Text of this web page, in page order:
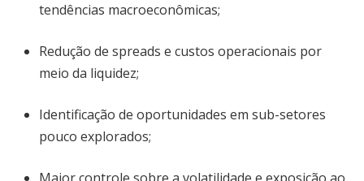
tendências macroeconômicas;
Redução de spreads e custos operacionais por
meio da liquidez;
Identificação de oportunidades em sub-setores
pouco explorados;